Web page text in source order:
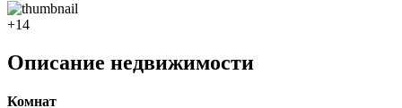
+14
Описание недвижимости
Комнат